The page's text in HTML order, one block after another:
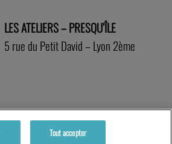
LES ATELIERS – PRESQU’ÎLE
5 rue du Petit David – Lyon 2ème
Tout accepter